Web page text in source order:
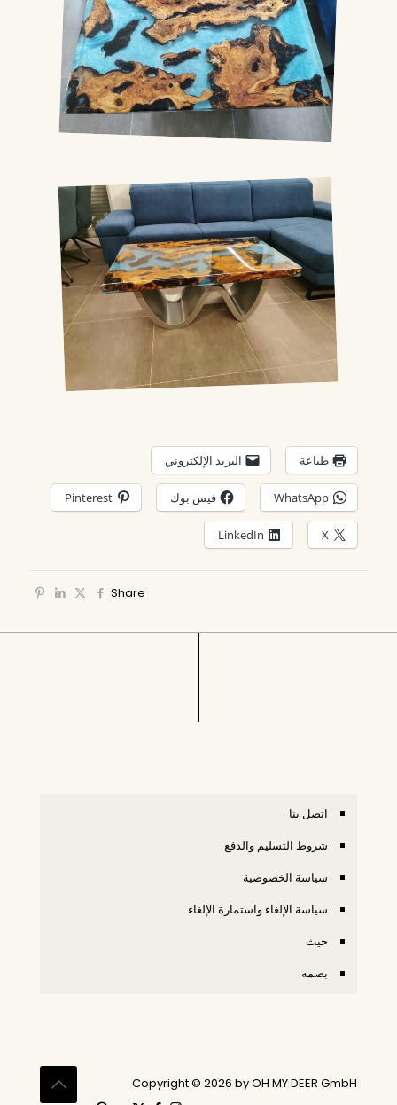
طباعة البريد الإلكتروني
WhatsApp فيس بوك Pinterest
X
LinkedIn
Share
اتصل بنا
شروط التسليم والدفع
سياسة الخصوصية
سياسة الإلغاء واستمارة الإلغاء
حيث
بصمه
Copyright © 2026 by OH MY DEER GmbH